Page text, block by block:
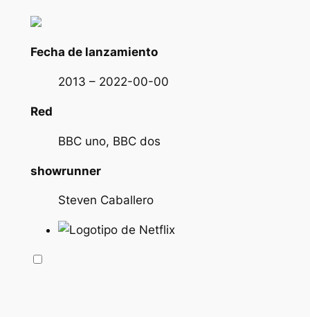
Fecha de lanzamiento
2013 – 2022-00-00
Red
BBC uno, BBC dos
showrunner
Steven Caballero